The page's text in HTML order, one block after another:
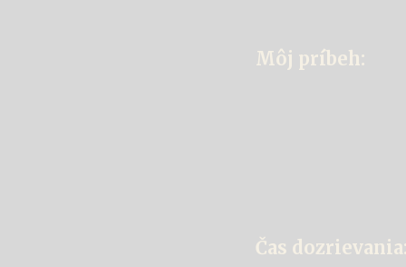
Môj príbeh:
Čas